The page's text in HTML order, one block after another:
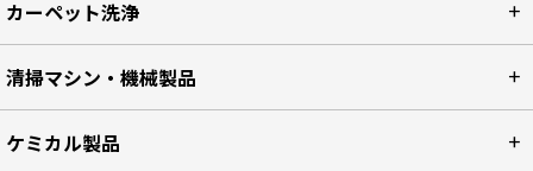
カーペット洗浄
清掃マシン・機械製品
ケミカル製品